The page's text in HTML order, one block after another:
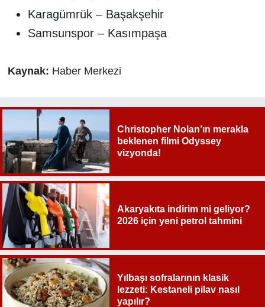
Karagümrük – Başakşehir
Samsunspor – Kasımpaşa
Kaynak: Haber Merkezi
Christopher Nolan’ın merakla
beklenen filmi Odyssey
vizyonda!
Akaryakıta indirim mi geliyor?
2026 için yeni petrol tahmini
Yılbaşı sofralarının klasik
lezzeti: Kestaneli pilav nasıl
yapılır?